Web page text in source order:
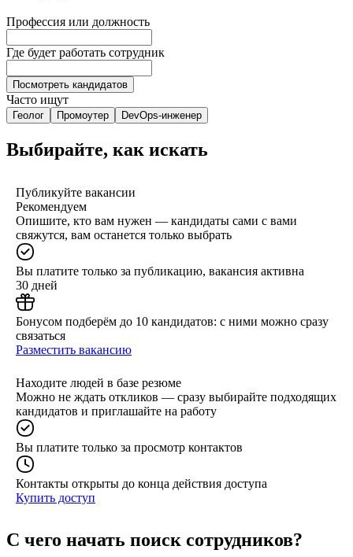
Профессия или должность
Где будет работать сотрудник
Посмотреть кандидатов
Часто ищут
Геолог Промоутер DevOps-инженер
Выбирайте, как искать
Публикуйте вакансии
Рекомендуем
Опишите, кто вам нужен — кандидаты сами с вами
свяжутся, вам останется только выбрать
Вы платите только за публикацию, вакансия активна
30 дней
Бонусом подберём до 10 кандидатов: с ними можно сразу
связаться
Разместить вакансию
Находите людей в базе резюме
Можно не ждать откликов — сразу выбирайте подходящих
кандидатов и приглашайте на работу
Вы платите только за просмотр контактов
Контакты открыты до конца действия доступа
Купить доступ
С чего начать поиск сотрудников?